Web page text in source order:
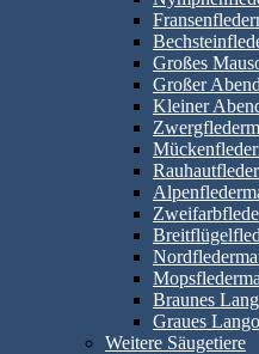
Großes
Großer
Kleiner
Braunes
Graues
Weitere Säugetiere